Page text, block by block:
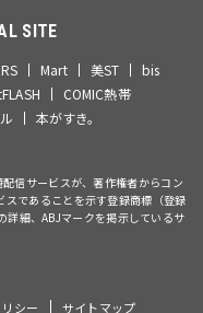
SITE
Mart 美ST
bis
COMIC熱帯
本がすき。
信サービスが、著作権者からコン
であることを示す登録商標（登録
細、ABJマークを掲示しているサ
シー サイトマップ